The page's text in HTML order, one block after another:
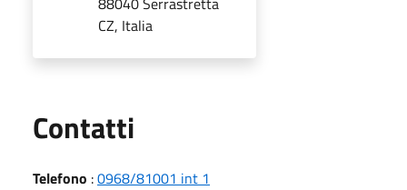
CZ, Italia
Contatti
Telefono :0968/81001 int 1